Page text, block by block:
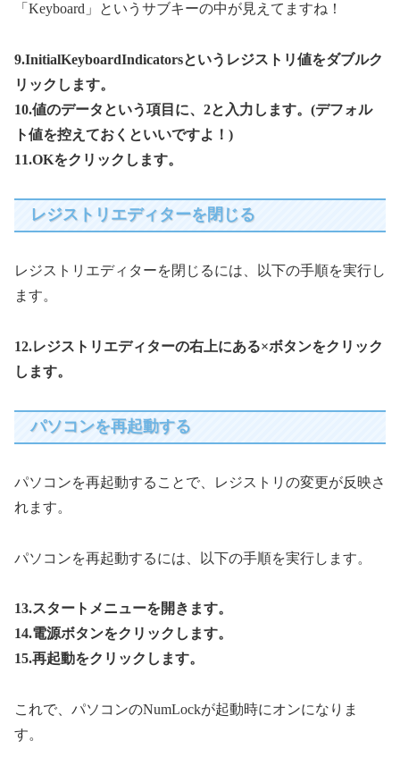
「Keyboard」というサブキーの中が見えてますね！
9.InitialKeyboardIndicatorsというレジストリ値をダブルク
リックします。
10.値のデータという項目に、2と入力します。(デフォル
ト値を控えておくといいですよ！)
11.OKをクリックします。
レジストリエディターを閉じる
レジストリエディターを閉じるには、以下の手順を実行し
ます。
12.レジストリエディターの右上にある×ボタンをクリック
します。
パソコンを再起動する
パソコンを再起動することで、レジストリの変更が反映さ
れます。
パソコンを再起動するには、以下の手順を実行します。
13.スタートメニューを開きます。
14.電源ボタンをクリックします。
15.再起動をクリックします。
これで、パソコンのNumLockが起動時にオンになりま
す。